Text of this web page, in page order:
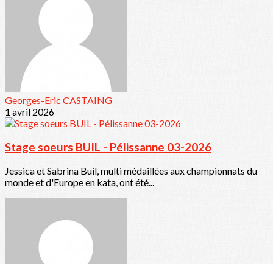
Georges-Eric CASTAING
1 avril 2026
Stage soeurs BUIL - Pélissanne 03-2026
Jessica et Sabrina Buil, multi médaillées aux championnats du
monde et d'Europe en kata, ont été...